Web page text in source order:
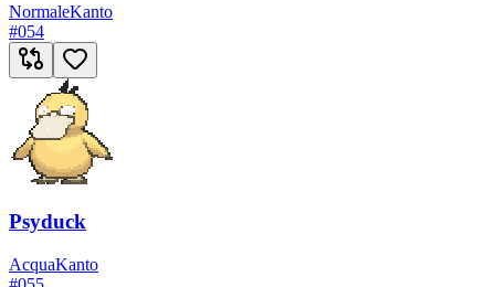
NormaleKanto
#054
Psyduck
AcquaKanto